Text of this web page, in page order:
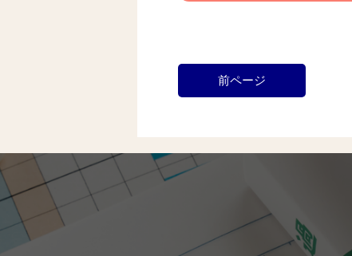
前ページ